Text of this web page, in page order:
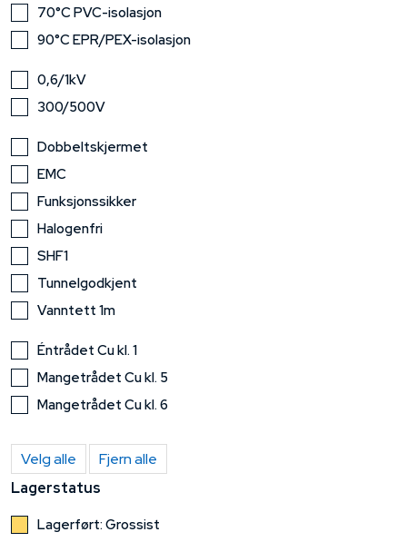
70°C PVC-isolasjon
90°C EPR/PEX-isolasjon
0,6/1kV
300/500V
Dobbeltskjermet
EMC
Funksjonssikker
Halogenfri
SHF1
Tunnelgodkjent
Vanntett 1m
Éntrådet Cu kl. 1
Mangetrådet Cu kl. 5
Mangetrådet Cu kl. 6
Velg alle
Fjern alle
Lagerstatus
Lagerført: Grossist